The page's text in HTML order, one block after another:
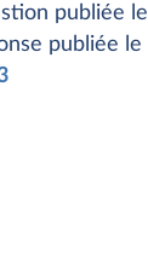
publiée le
publiée le